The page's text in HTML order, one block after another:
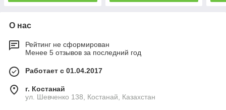
О нас
Рейтинг не сформирован
Менее 5 отзывов за последний год
Работает с 01.04.2017
г. Костанай
ул. Шевченко 138, Костанай, Казахстан